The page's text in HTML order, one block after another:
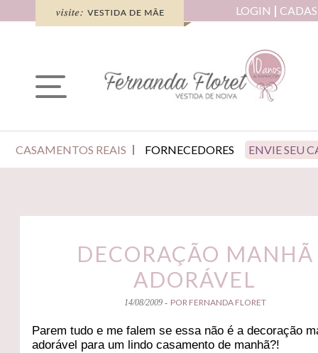
LOGIN
CASAMENTOS REAIS FORNECEDORES ENVIE SEU
DECORAÇÃO MANHÃ
ADORÁVEL
14/08/2009 - POR FERNANDA FLORET
Parem tudo e me falem se essa não é a decoração
adorável para um lindo casamento de manhã?!